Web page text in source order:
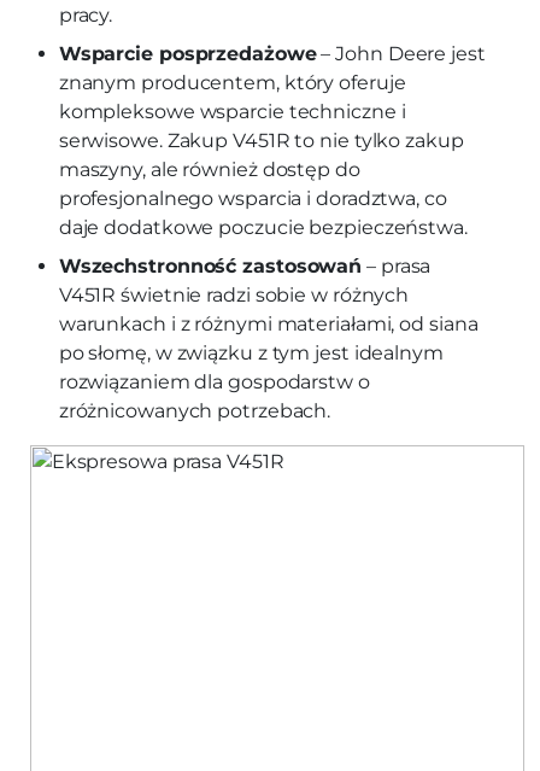
pracy.
Wsparcie posprzedażowe– John Deere jest
znanym producentem, który oferuje
kompleksowe wsparcie techniczne i
serwisowe. Zakup V451R to nie tylko zakup
maszyny, ale również dostęp do
profesjonalnego wsparcia i doradztwa, co
daje dodatkowe poczucie bezpieczeństwa.
Wszechstronność zastosowań – prasa
V451R świetnie radzi sobie w różnych
warunkach i z różnymi materiałami, od siana
po słomę, w związku z tym jest idealnym
rozwiązaniem dla gospodarstw o
zróżnicowanych potrzebach.